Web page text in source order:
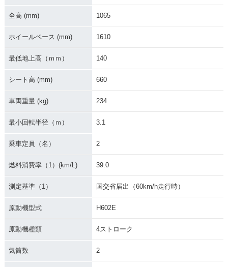
2004年 DragStar 4
00・カラーチェンジ
00・マイナーチェン
2001年 DragStar 4
2000年 DragStar 4
00・カラーチェンジ
00・新登場
全高 (mm) 1065
ホイールベース (mm) 1610
最低地上高（ｍｍ） 140
シート高 (mm) 660
車両重量 (kg) 234
最小回転半径（ｍ） 3.1
乗車定員（名） 2
燃料消費率（1）(km/L) 39.0
測定基準（1） 国交省届出（60km/h走行時）
原動機型式 H602E
原動機種類 4ストローク
気筒数 2